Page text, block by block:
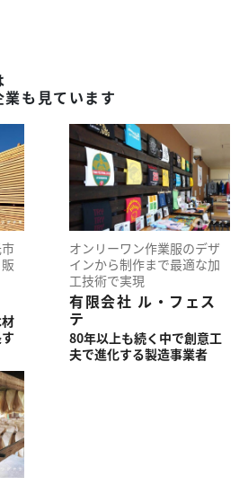
も見ています
オンリーワン作業服のデザ
インから制作まで最適な加
工技術で実現
有限会社 ル・フェス
テ
80年以上も続く中で創意工
夫で進化する製造事業者